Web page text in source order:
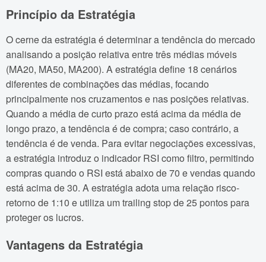
Princípio da Estratégia
O cerne da estratégia é determinar a tendência do mercado
analisando a posição relativa entre três médias móveis
(MA20, MA50, MA200). A estratégia define 18 cenários
diferentes de combinações das médias, focando
principalmente nos cruzamentos e nas posições relativas.
Quando a média de curto prazo está acima da média de
longo prazo, a tendência é de compra; caso contrário, a
tendência é de venda. Para evitar negociações excessivas,
a estratégia introduz o indicador RSI como filtro, permitindo
compras quando o RSI está abaixo de 70 e vendas quando
está acima de 30. A estratégia adota uma relação risco-
retorno de 1:10 e utiliza um trailing stop de 25 pontos para
proteger os lucros.
Vantagens da Estratégia